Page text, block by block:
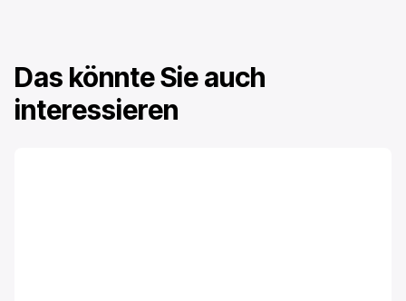
Das könnte Sie auch
interessieren